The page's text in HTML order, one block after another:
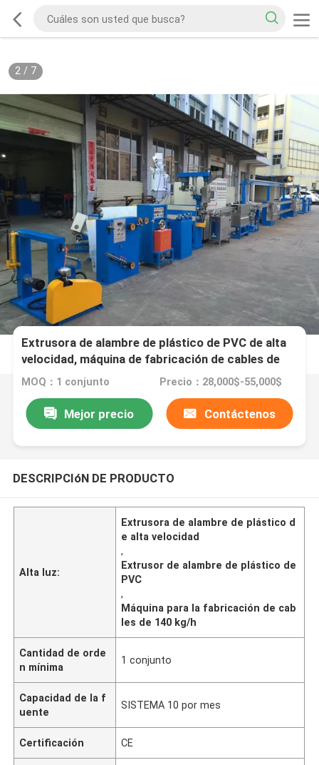
2/ 7
Extrusora de alambre de plástico de PVC de alta
velocidad, máquina de fabricación de cables de
140 kg / h
MOQ：1 conjunto Precio：28,000$-55,000$
Mejor precio Contáctenos
DESCRIPCIóN DE PRODUCTO
Alta luz:
Extrusora de alambre de plástico d
e alta velocidad
,
Extrusor de alambre de plástico de
PVC
,
Máquina para la fabricación de cab
les de 140 kg/h
Cantidad de orde
n mínima
1 conjunto
Capacidad de la f
uente
SISTEMA 10 por mes
Certificación CE